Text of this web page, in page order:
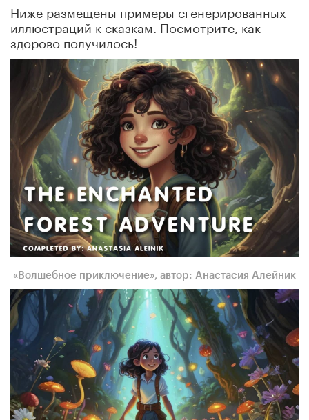
Ниже размещены примеры сгенерированных
иллюстраций к сказкам. Посмотрите, как
здорово получилось!
«Волшебное приключение», автор: Анастасия Алейник